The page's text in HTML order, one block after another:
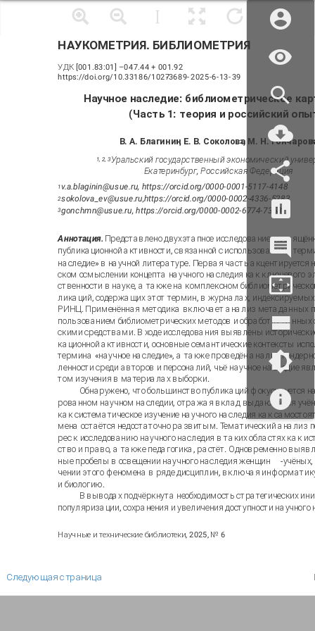
Научные и технические библиотеки, 2025, № 6
НАУКОМЕТРИЯ. БИБЛИОМЕТРИЯ
УДК [001.83:01] –047.44 + 001.92
https://doi.org/10.33186/1027
-3689-2025-6-13-39
Научное наследие: библиометрическое
(Часть 1: теория и российский
В. А. Благинин
1, Е. В. Соколова
2, М. Н. 3
1, 2, 3 Уральский государственный экономический
Екатеринбург, Российская Федерация
1v.a.blaginin@usue.ru, https://orcid.org/0000-0001-5117-4148
2sokolova_ev@usue.ru,https://orcid.org/0000-0002-4336-5283
3gonchmn@usue.ru, https://orcid.org/0000-0002-6774-7358
Аннотация. Представлено двухэтапное исследование,
публикационной активности, связанной с использованием
наследие» в научной литературе. Первая часть акцентируется
ском осмыслении концепта научного наследия как ключевого
ственности в науке, а также на комплексном
ликаций, содержащих этот термин, в журналах,
РИНЦ. Применённая методика включает анализ метаданных
пользованием библиометрических методов и обработку данных
скими средствами. В ходе исследования выявлены
кационной активности, основные семантические контексты
термина «научное наследие», а также проведён анализ
ленности среди авторов и персоналий, чьё научное наследие
том изучения в материалах выборки.
Обнаружено, что большинство публикаций фокусируется
рованном научном наследии, отражая вклад выдающихся
как систематическое изучение научного наследия как
мена остаётся недостаточно развитым. Тематический анализ
рес к исследованию научного наследия в таких областях как
ство и право, а также педагогика, растёт. Одновременно
ные пробелы в освещении научного наследия женщин -
чении этого феномена в ряде дисциплин, включая
и биологию.
В выводах подчёркнута необходимость стратегических
популяризации, сохранения и увеличения доступности научного
Следующая страница